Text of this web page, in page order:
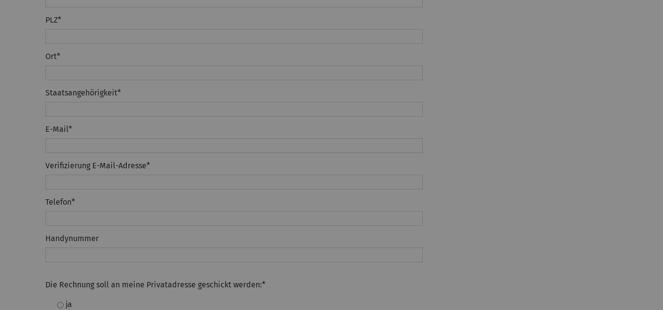
PLZ*
Ort*
Staatsangehörigkeit*
E-Mail*
Verifizierung E-Mail-Adresse*
Telefon*
Handynummer
Die Rechnung soll an meine Privatadresse geschickt werden:*
ja